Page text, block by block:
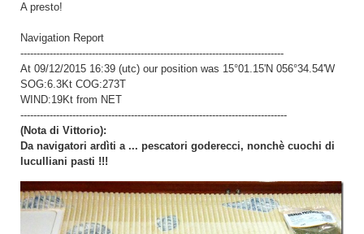
A presto!
Navigation Report
---------------------------------------------------------------------------------
At 09/12/2015 16:39 (utc) our position was 15°01.15'N 056°34.54'W
SOG:6.3Kt COG:273T
WIND:19Kt from NET
----------------------------------------------------------------------------------
(Nota di Vittorio):
Da navigatori ardìti a ... pescatori goderecci, nonchè cuochi di
luculliani pasti !!!